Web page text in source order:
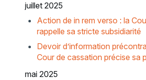
juillet 2025
Action de in rem verso : la
rappelle sa stricte subsidiarité
Devoir d’information
Cour de cassation précise sa
mai 2025